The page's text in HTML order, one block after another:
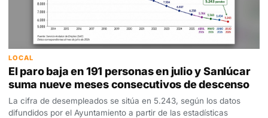
LOCAL
El paro baja en 191 personas en julio y Sanlúcar
suma nueve meses consecutivos de descenso
La cifra de desempleados se sitúa en 5.243, según los datos
difundidos por el Ayuntamiento a partir de las estadísticas